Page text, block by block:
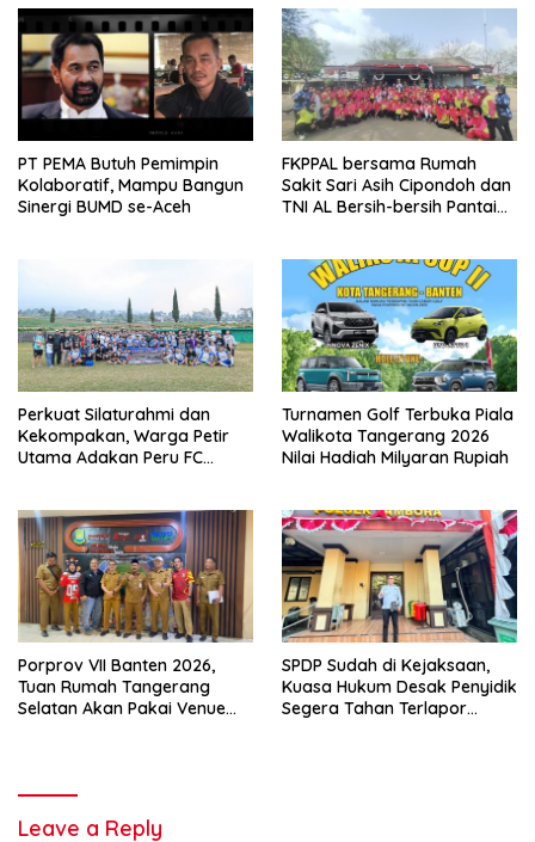
PT PEMA Butuh Pemimpin
Kolaboratif, Mampu Bangun
Sinergi BUMD se-Aceh
FKPPAL bersama Rumah
Sakit Sari Asih Cipondoh dan
TNI AL Bersih-bersih Pantai
Perkuat Silaturahmi dan
Kekompakan, Warga Petir
Utama Adakan Peru FC
Turnamen Golf Terbuka Piala
Walikota Tangerang 2026
Nilai Hadiah Milyaran Rupiah
Porprov VII Banten 2026,
Tuan Rumah Tangerang
Selatan Akan Pakai Venue
SPDP Sudah di Kejaksaan,
Kuasa Hukum Desak Penyidik
Segera Tahan Terlapor
Leave a Reply